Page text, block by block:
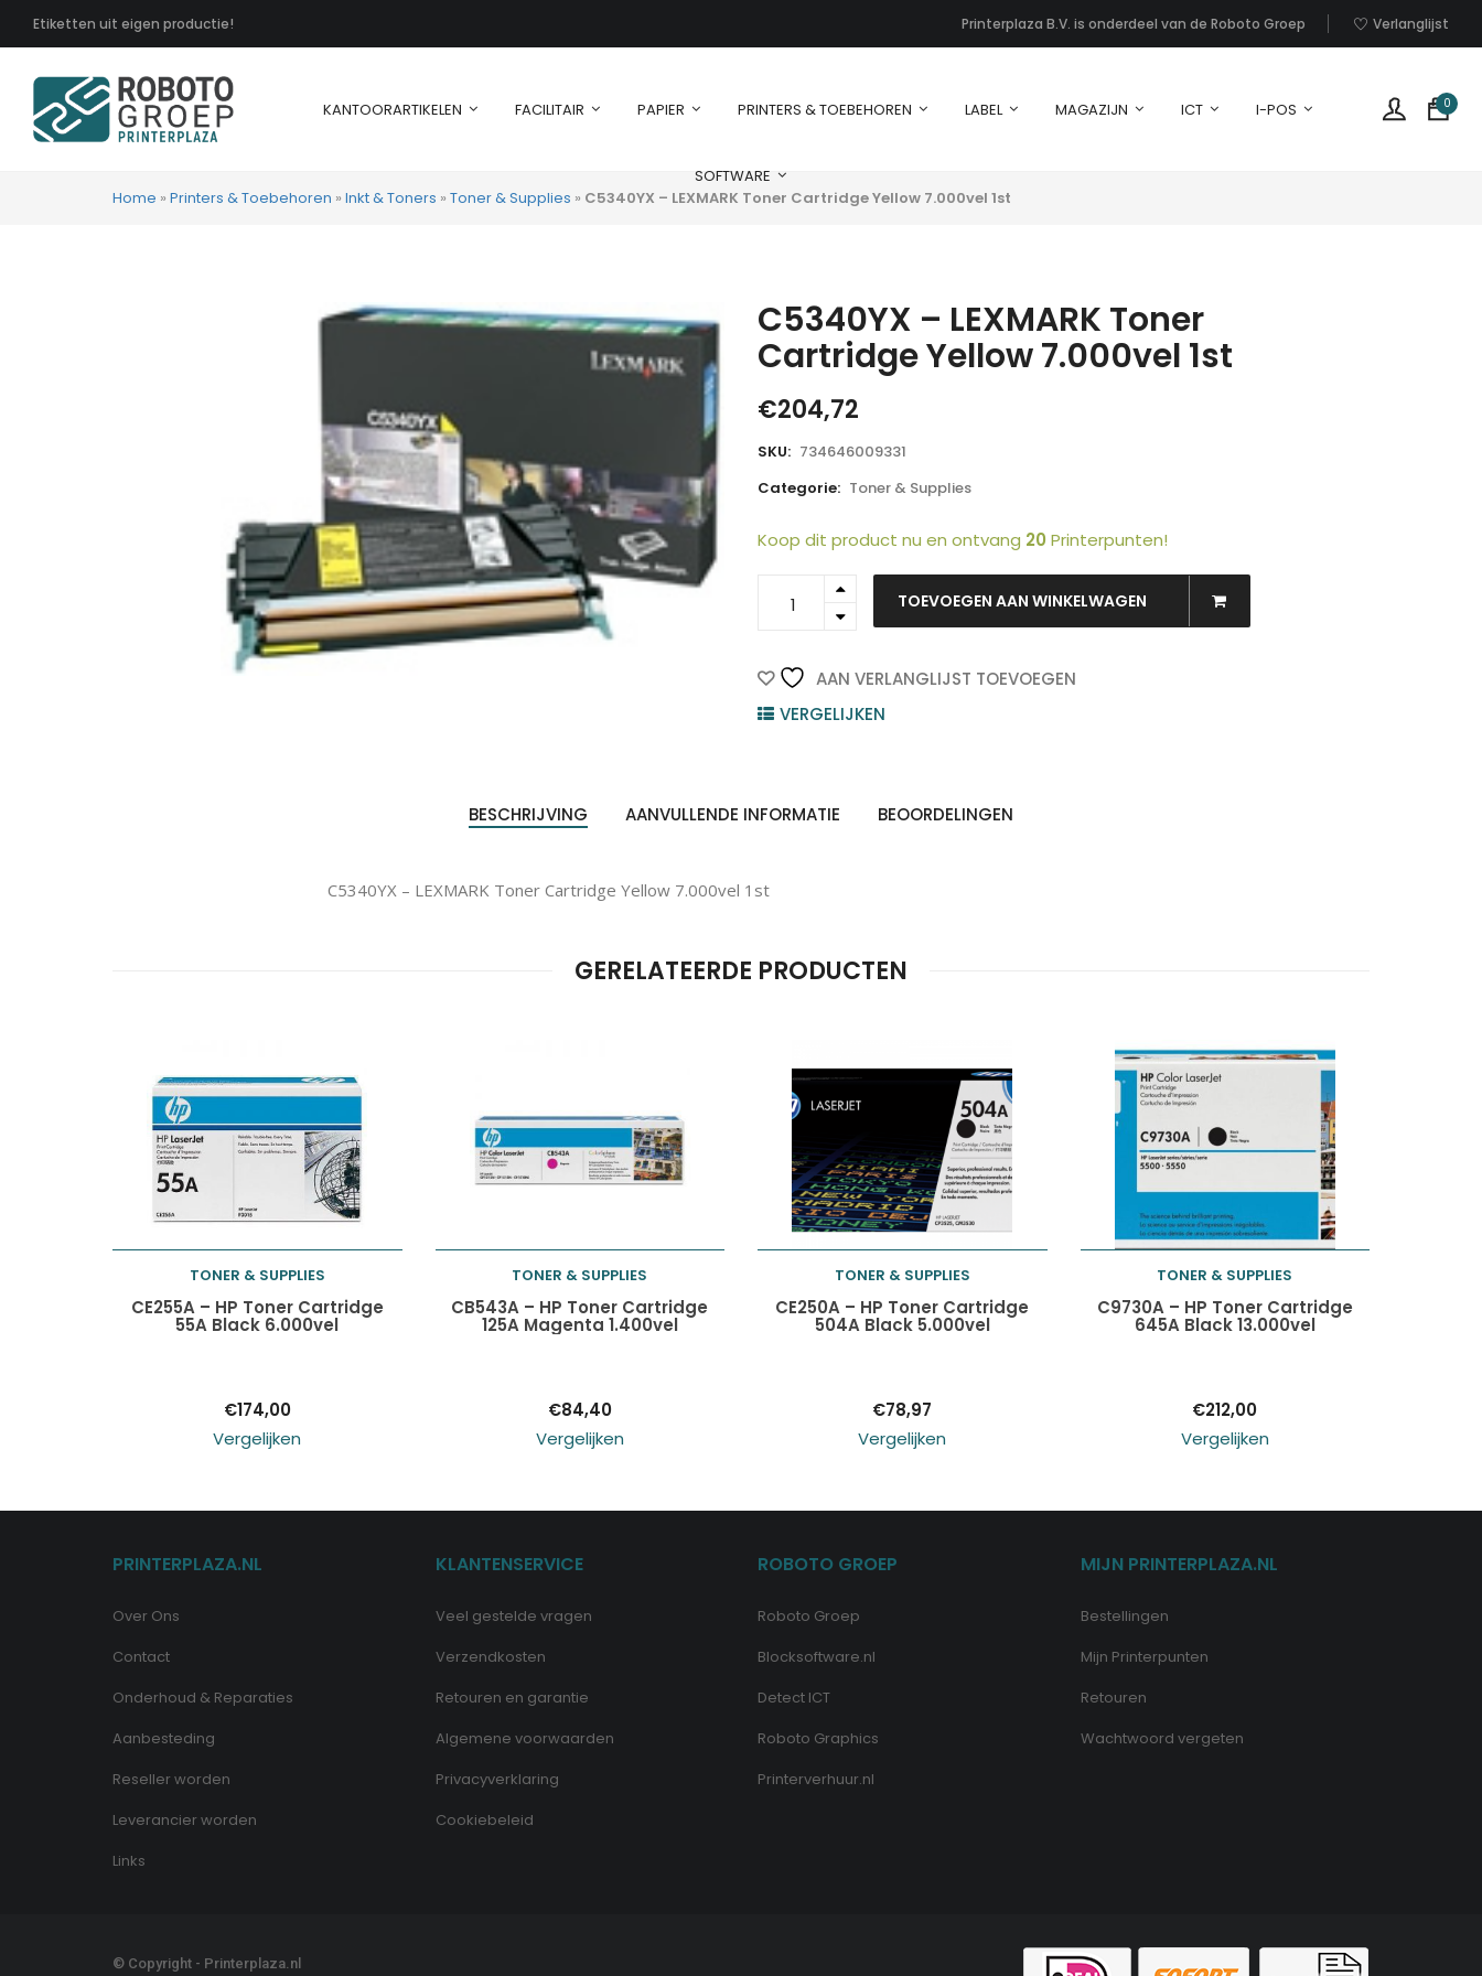
Etiketten uit eigen productie! Printerplaza B.V. is onderdeel van de Roboto Groep Verlanglijst
0
KANTOORARTIKELEN FACILITAIR PAPIER PRINTERS & TOEBEHOREN LABEL MAGAZIJN ICT I-POS
SOFTWARE
Home » Printers & Toebehoren » Inkt & Toners » Toner & Supplies » C5340YX – LEXMARK Toner Cartridge Yellow 7.000vel 1st
C5340YX – LEXMARK Toner
Cartridge Yellow 7.000vel 1st
€204,72
SKU: 734646009331
Categorie: Toner & Supplies
Koop dit product nu en ontvang 20 Printerpunten!
Cartridge
7.000vel
TOEVOEGEN AAN WINKELWAGEN
AAN VERLANGLIJST TOEVOEGEN
VERGELIJKEN
BESCHRIJVING AANVULLENDE INFORMATIE BEOORDELINGEN
C5340YX – LEXMARK Toner Cartridge Yellow 7.000vel 1st
GERELATEERDE PRODUCTEN
Toevoegen aan
TONER & SUPPLIES
CE255A – HP Toner Cartridge
55A Black 6.000vel
€174,00
Vergelijken
Toevoegen aan
TONER & SUPPLIES
CB543A – HP Toner Cartridge
125A Magenta 1.400vel
€84,40
Vergelijken
Toevoegen aan
TONER & SUPPLIES
CE250A – HP Toner Cartridge
504A Black 5.000vel
€78,97
Vergelijken
Toevoegen aan
TONER & SUPPLIES
C9730A – HP Toner Cartridge
645A Black 13.000vel
€212,00
Vergelijken
PRINTERPLAZA.NL
Over Ons
Contact
Onderhoud & Reparaties
Aanbesteding
Reseller worden
Leverancier worden
Links
KLANTENSERVICE
Veel gestelde vragen
Verzendkosten
Retouren en garantie
Algemene voorwaarden
Privacyverklaring
Cookiebeleid
ROBOTO GROEP
Roboto Groep
Blocksoftware.nl
Detect ICT
Roboto Graphics
Printerverhuur.nl
MIJN PRINTERPLAZA.NL
Bestellingen
Mijn Printerpunten
Retouren
Wachtwoord vergeten
© Copyright - Printerplaza.nl